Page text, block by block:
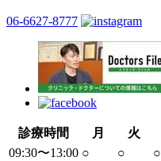
06-6627-8777
診療時間 月 火
09:30〜13:00 ○ ○ ○